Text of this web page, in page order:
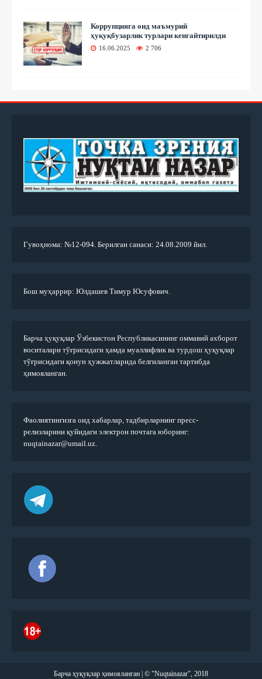
Коррупцияга оид маъмурий
ҳуқуқбузарлик турлари кенгайтирилди
16.06.2025 2 706
Гувоҳнома: №12-094. Берилган санаси: 24.08.2009 йил.
Бош муҳаррир: Юлдашев Тимур Юсуфович.
Барча ҳуқуқлар Ўзбекистон Республикасининг оммавий ахборот
воситалари тўғрисидаги ҳамда муаллифлик ва турдош ҳуқуқлар
тўғрисидаги қонун ҳужжатларида белгиланган тартибда
ҳимояланган.
Фаолиятингизга оид хабарлар, тадбирларнинг пресс-
релизларини қуйидаги электрон почтага юборинг:
nuqtainazar@umail.uz.
Барча ҳуқуқлар ҳимояланган | © "Nuqtainazar", 2018